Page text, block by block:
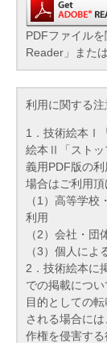
PDFファイル
Reader」また
利用に関する
1．技術絵本Ⅰ
絵本Ⅱ「ストッ
義用PDF版の
場合はご利用頂
（1）高等学
利用
（2）会社・
（3）個人によ
2．技術絵本に
での掲載につ
目的としての
される場合に
作権を侵害す